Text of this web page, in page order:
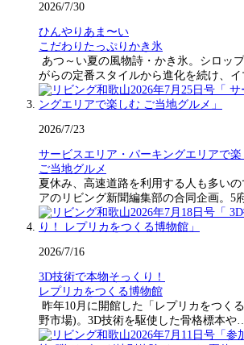
2026/7/30
ひんやりあま〜い
こだわりたっぷりかき氷
あつ～い夏の風物詩・かき氷。シロッ
がらの定番スタイルから進化を続け、
2026/7/23
サービスエリア・パーキングエリアで楽
ご当地グルメ
夏休み、高速道路を利用する人も多い
アのリビング新聞編集部の合同企画。5
2026/7/16
3D技術で本物そっくり！
レプリカをつくる博物館
昨年10月に開館した「レプリカをつく
野市場)。3D技術を駆使した骨格標本や